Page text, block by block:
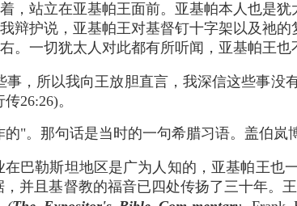
，站立在亚基帕王面前。亚基帕本人也是
辩护说，亚基帕王对基督钉十字架以及祂
。一切犹太人对此都有所听闻，亚基帕王也
，所以我向王放胆直言，我深信这些事没
26:26)。
"。那句话是当时的一句希腊习语。盖伯岚
在巴勒斯坦地区是广为人知的，亚基帕王也
，并且基督教的福音已四处传扬了三十年。